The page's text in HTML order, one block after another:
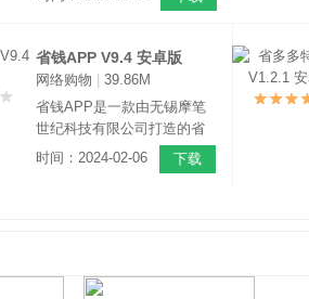
是多种多样，用户可以轻松
有的商品都有专属的优惠
券，通过券下订单可以让商
品的价格更加实惠。
省钱APP V9.4 安卓版
网络购物
39.86M
省钱APP是一款由无锡摩笔
世纪科技有限公司打造的省
钱购物软件，该软件罗列了
淘宝、拼多多、京东等大型
时间：2024-02-06 下载